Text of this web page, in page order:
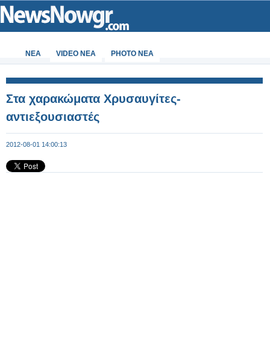
ΝΕΑ VIDEO NEA PHOTO NEA
Στα χαρακώματα Χρυσαυγίτες-
αντιεξουσιαστές
2012-08-01 14:00:13